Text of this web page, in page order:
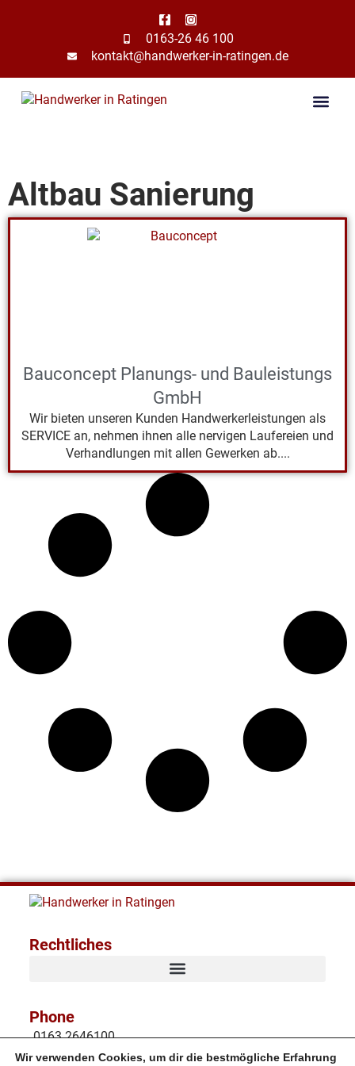
0163-26 46 100
kontakt@handwerker-in-ratingen.de
Altbau Sanierung
Bauconcept Planungs- und Bauleistungs
GmbH
Wir bieten unseren Kunden Handwerkerleistungen als
SERVICE an, nehmen ihnen alle nervigen Laufereien und
Verhandlungen mit allen Gewerken ab....
Rechtliches
Phone
0163 2646100
Wir verwenden Cookies, um dir die bestmögliche Erfahrung